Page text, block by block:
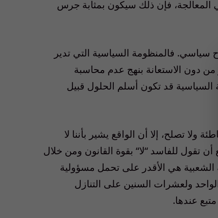
فإن ذلك سيكون بمثابة جرس
سياسي. فالمنظومة السياسية التي تدير
دون الاستعانة بنهج عدم محاسبة
السياسية قد تكون أسلم الحلول قبيل
ولا تصلح، إلا أن الواقع يشير بأننا لا
أن تقول للفاسد “لا“ بقوة القانون ومن خلال
هي الأقدر على تحمل مسؤولية
ولعشرات السنين على التنازل
عندها.